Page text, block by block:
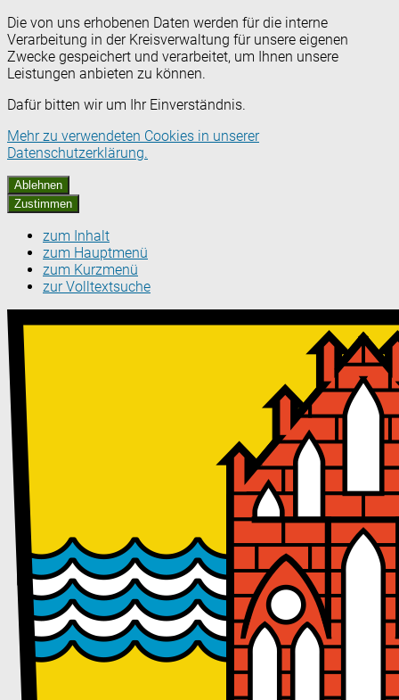
Die von uns erhobenen Daten werden für die interne
Verarbeitung in der Kreisverwaltung für unsere eigenen
Zwecke gespeichert und verarbeitet, um Ihnen unsere
Leistungen anbieten zu können.
Dafür bitten wir um Ihr Einverständnis.
Mehr zu verwendeten Cookies in unserer
Datenschutzerklärung.
Ablehnen
Zustimmen
zum Inhalt
zum Hauptmenü
zum Kurzmenü
zur Volltextsuche